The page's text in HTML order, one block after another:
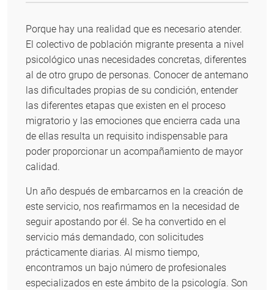
Porque hay una realidad que es necesario atender.
El colectivo de población migrante presenta a nivel
psicológico unas necesidades concretas, diferentes
al de otro grupo de personas. Conocer de antemano
las dificultades propias de su condición, entender
las diferentes etapas que existen en el proceso
migratorio y las emociones que encierra cada una
de ellas resulta un requisito indispensable para
poder proporcionar un acompañamiento de mayor
calidad.
Un año después de embarcarnos en la creación de
este servicio, nos reafirmamos en la necesidad de
seguir apostando por él. Se ha convertido en el
servicio más demandado, con solicitudes
prácticamente diarias. Al mismo tiempo,
encontramos un bajo número de profesionales
especializados en este ámbito de la psicología. Son